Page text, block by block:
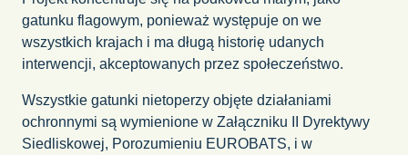
gatunku flagowym, ponieważ występuje on we
wszystkich krajach i ma długą historię udanych
interwencji, akceptowanych przez społeczeństwo.
Wszystkie gatunki nietoperzy objęte działaniami
ochronnymi są wymienione w Załączniku II Dyrektywy
Siedliskowej, Porozumieniu EUROBATS, i w